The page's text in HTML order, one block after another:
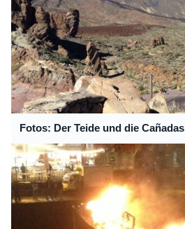
Fotos: Der Teide und die Cañadas